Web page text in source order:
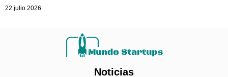
22 julio 2026
Noticias